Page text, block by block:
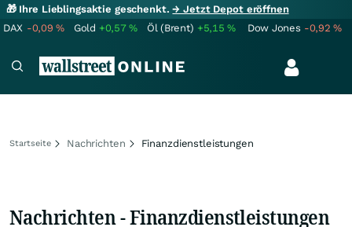
🎁 Ihre Lieblingsaktie geschenkt.→ Jetzt Depot eröffnen
DAX -0,09% Gold +0,57% Öl (Brent) +5,15% Dow Jones -0,92%
Startseite Nachrichten Finanzdienstleistungen
Nachrichten - Finanzdienstleistungen